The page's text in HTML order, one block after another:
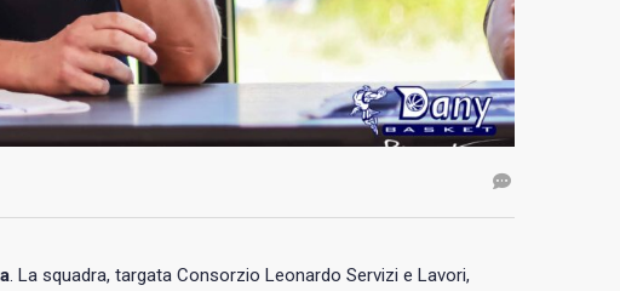
. La squadra, targata Consorzio Leonardo Servizi e Lavori,